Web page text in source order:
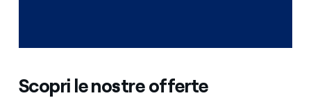
Scopri le nostre offerte